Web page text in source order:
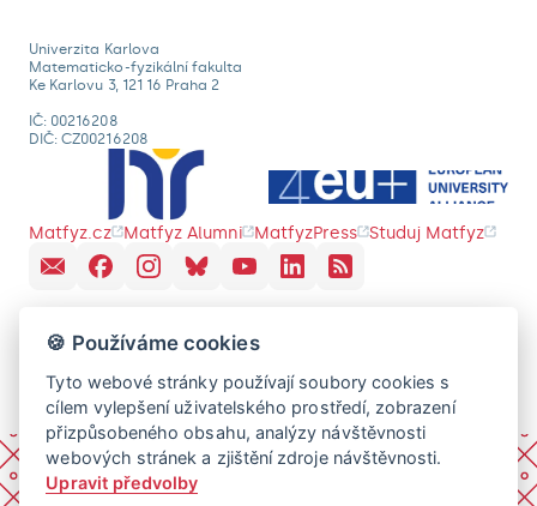
Univerzita Karlova
Matematicko-fyzikální fakulta
Ke Karlovu 3, 121 16 Praha 2
IČ: 00216208
DIČ: CZ00216208
Matfyz.cz Matfyz Alumni MatfyzPress Studuj Matfyz
🍪 Používáme cookies
Tyto webové stránky používají soubory cookies s
cílem vylepšení uživatelského prostředí, zobrazení
přizpůsobeného obsahu, analýzy návštěvnosti
webových stránek a zjištění zdroje návštěvnosti.
Upravit předvolby